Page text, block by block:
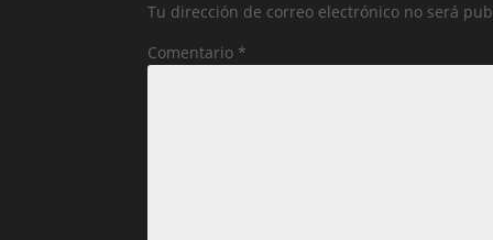
Tu dirección de correo electrónico no será
Comentario *